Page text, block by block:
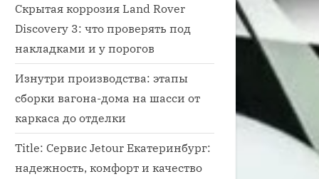
Скрытая коррозия Land Rover
Discovery 3: что проверять под
накладками и у порогов
Изнутри производства: этапы
сборки вагона-дома на шасси от
каркаса до отделки
Title: Сервис Jetour Екатеринбург:
надежность, комфорт и качество